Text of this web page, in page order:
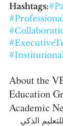
Hashtags:
About the
Education
Academic
نبذة عن مجموعة VBNN للتعليم الذكي